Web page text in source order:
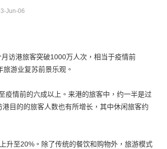
Jun-06
访港旅客突破1000万人次，相当于疫情前
游业复苏前景乐观。
情前的六成以上。来港的旅客中，约一半是过
目的的旅客人数也有所增长，其中休闲旅客约
至20%。除了传统的餐饮和购物外，旅游模式